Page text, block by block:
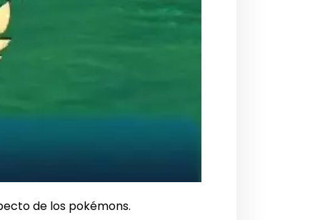
de los pokémons.